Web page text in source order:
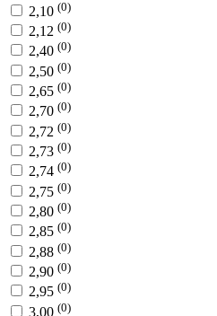
2,10 (0)
2,12 (0)
2,40 (0)
2,50 (0)
2,65 (0)
2,70 (0)
2,72 (0)
2,73 (0)
2,74 (0)
2,75 (0)
2,80 (0)
2,85 (0)
2,88 (0)
2,90 (0)
2,95 (0)
3,00 (0)